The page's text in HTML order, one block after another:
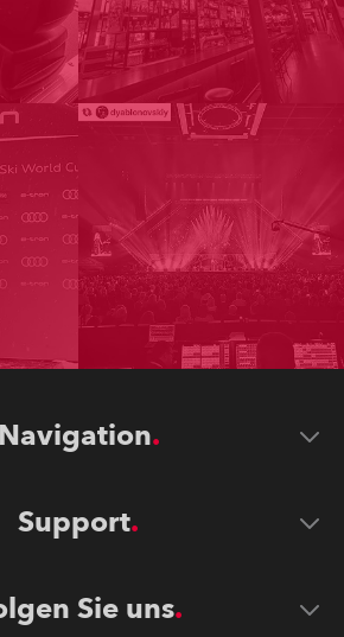
Navigation
Support
Sie uns